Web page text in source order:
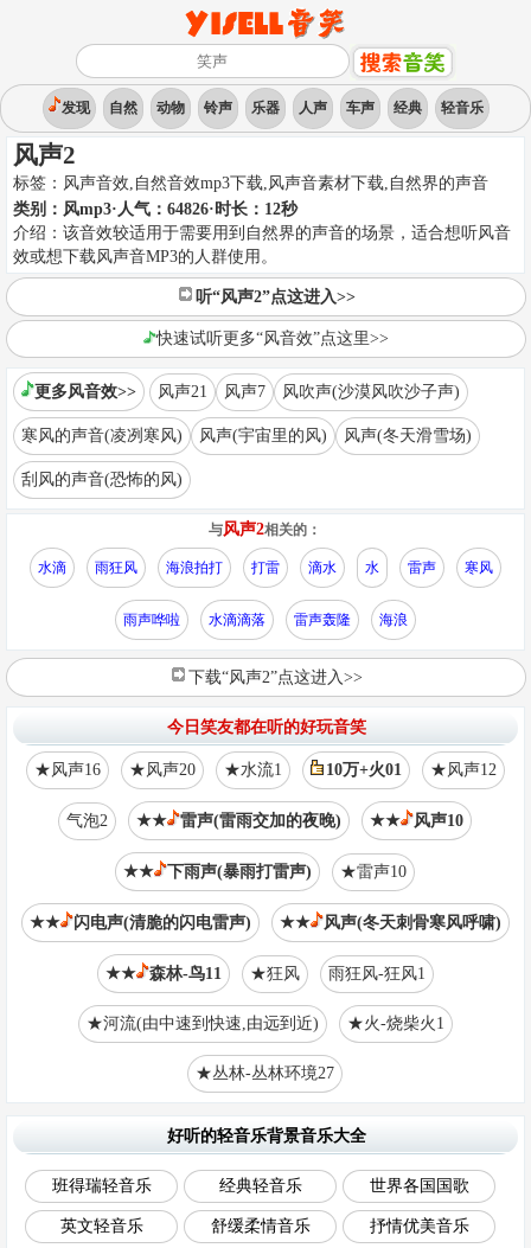
发现 自然 动物 铃声 乐器 人声 车声 经典 轻音乐
风声2
标签： 风声音效,自然音效mp3下载,风声音素材下载, 自然界的声音
类别： 风mp3·人气：64826·时长： 12秒
介绍： 该音效较适用于需要用到自然界的声音的场景，适合想听风音
效或想下载风声音MP3的人群使用。
听“风声2”点这进入>>
快速试听更多“风音效”点这里>>
更多风音效>> 风声21 风声7 风吹声(沙漠风吹沙子声)
寒风的声音(凌冽寒风) 风声(宇宙里的风) 风声(冬天滑雪场)
刮风的声音(恐怖的风)
与风声2相关的：
水滴 雨狂风 海浪拍打 打雷 滴水 水 雷声 寒风
雨声哗啦 水滴滴落 雷声轰隆 海浪
下载“风声2”点这进入>>
今日笑友都在听的好玩音笑
★风声16 ★风声20 ★水流1 10万+火01 ★风声12
气泡2 ★★ 雷声(雷雨交加的夜晚) ★★ 风声10
★★ 下雨声(暴雨打雷声) ★雷声10
★★ 闪电声(清脆的闪电雷声) ★★ 风声(冬天刺骨寒风呼啸)
★★ 森林-鸟11 ★狂风 雨狂风-狂风1
★河流(由中速到快速,由远到近) ★火-烧柴火1
★丛林-丛林环境27
好听的轻音乐背景音乐大全
班得瑞轻音乐 经典轻音乐 世界各国国歌
英文轻音乐 舒缓柔情音乐 抒情优美音乐